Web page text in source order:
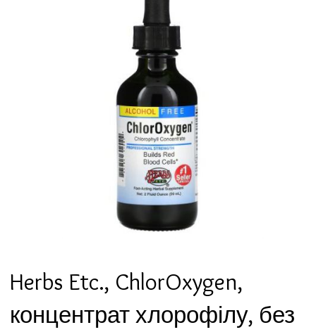
Herbs Etc., ChlorOxygen,
концентрат хлорофілу, без